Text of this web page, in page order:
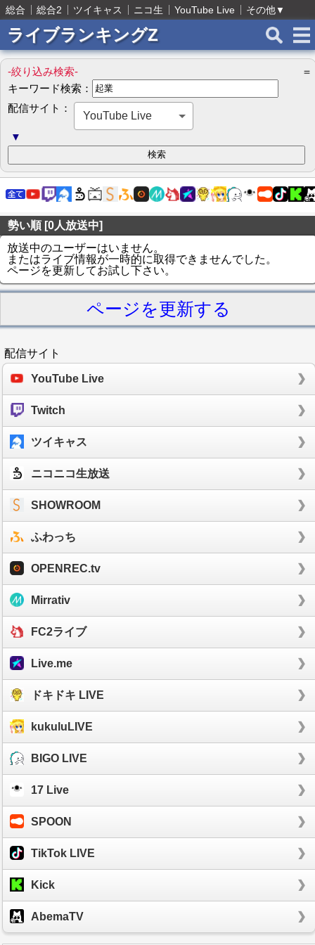
総合 総合2 ツイキャス ニコ生 YouTube Live その他▼
ライブランキングZ
-絞り込み検索-
＝
キーワード検索：
配信サイト：
YouTube Live
▼
勢い順 [0人放送中]
放送中のユーザーはいません。
またはライブ情報が一時的に取得できませんでした。
ページを更新してお試し下さい。
ページを更新する
配信サイト
YouTube Live
Twitch
ツイキャス
ニコニコ生放送
SHOWROOM
ふわっち
OPENREC.tv
Mirrativ
FC2ライブ
Live.me
ドキドキ LIVE
kukuluLIVE
BIGO LIVE
17 Live
SPOON
TikTok LIVE
Kick
AbemaTV